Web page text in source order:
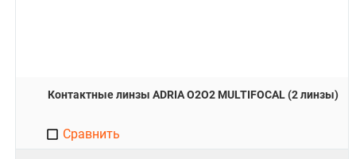
Контактные линзы ADRIA O2O2 MULTIFOCAL (2 линзы)
Сравнить